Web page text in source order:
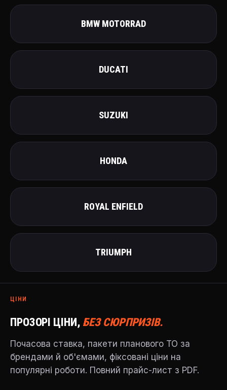
BMW MOTORRAD
DUCATI
SUZUKI
HONDA
ROYAL ENFIELD
TRIUMPH
ЦІНИ
ПРОЗОРІ ЦІНИ, БЕЗ СЮРПРИЗІВ.
Почасова ставка, пакети планового ТО за
брендами й об'ємами, фіксовані ціни на
популярні роботи. Повний прайс-лист з PDF.